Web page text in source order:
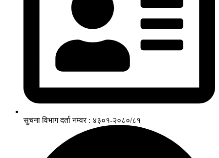
सुचना विभाग दर्ता नम्वर : ४३०१-२०८०/८१